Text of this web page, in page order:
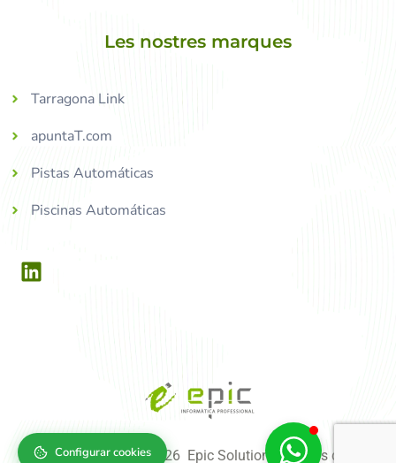
Les nostres marques
Tarragona Link
apuntaT.com
Pistas Automáticas
Piscinas Automáticas
Copyright © 2004-2026 Epic Solutions, tots els drets
Configurar cookies